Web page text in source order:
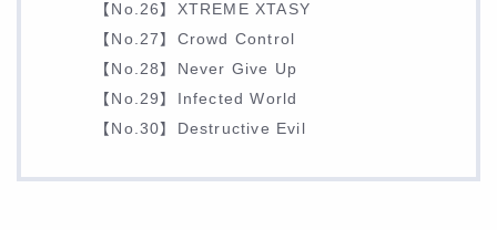
【No.26】XTREME XTASY
【No.27】Crowd Control
【No.28】Never Give Up
【No.29】Infected World
【No.30】Destructive Evil